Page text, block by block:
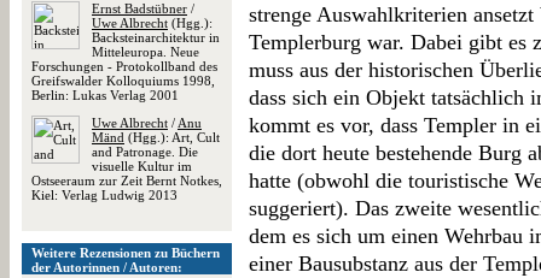
Ernst Badstübner /
Uwe Albrecht (Hgg.):
Backsteinarchitektur in
Mitteleuropa. Neue
Forschungen - Protokollband des
Greifswalder Kolloquiums 1998,
Berlin: Lukas Verlag 2001
Uwe Albrecht / Anu
Mänd (Hgg.): Art, Cult
and Patronage. Die
visuelle Kultur im
Ostseeraum zur Zeit Bernt Notkes,
Kiel: Verlag Ludwig 2013
Weitere Rezensionen zu Büchern
der Autorinnen / Autoren:
strenge Auswahlkriterien
Templerburg war. Dabei gibt es
muss aus der historischen
dass sich ein Objekt tatsächlich
kommt es vor, dass Templer in
die dort heute bestehende Burg
hatte (obwohl die touristische
suggeriert). Das zweite
dem es sich um einen Wehrbau
einer Bausubstanz aus der